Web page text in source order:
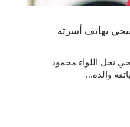
يهاتف أسرته
نجل اللواء محمود
والده...